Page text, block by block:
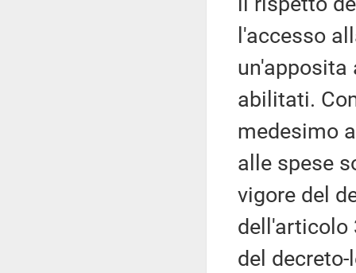
l'accesso
un'apposita
abilitati.
medesimo
alle spese
vigore del
dell'articolo
del